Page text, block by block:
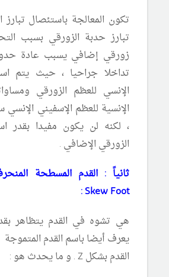
تكون المعالجة باستئصال تبارز
تبارز حدبة الزورقي بسبب
زورقي إضافي يسبب عادة
تداخلا جراحيا ، حيث يتم
الإنسي للعظم الزورقي
الإنسية للعظم الإسفيني
، لكنه لن يكون مفيدا بقدر
الزورقي الإضافي .
ثانياً : القدم المسطحة
SkewFoot
:
هي تشوه في القدم يتظاهر
يعرف أيضا باسم القدم المتموجة
القدم بشكلZ. و ما يحدث هو :